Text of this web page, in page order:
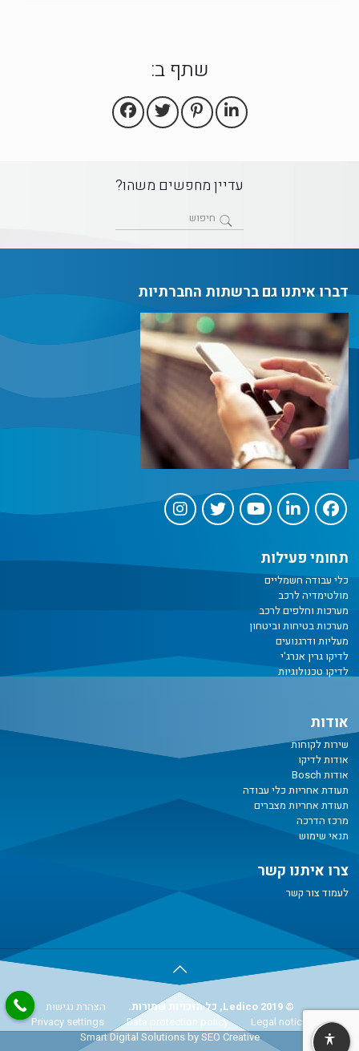
שתף ב:
עדיין מחפשים משהו?
דברו איתנו גם ברשתות החברתיות
תחומי פעילות
כלי עבודה חשמליים
מולטימדיה לרכב
מערכות וחלפים לרכב
מערכות בטיחות וביטחון
מעליות ודרגנועים
לדיקו גרין אנרג'י
לדיקו טכנולוגיות
אודות
שירות לקוחות
אודות לדיקו
אודות Bosch
תעודת אחריות כלי עבודה
תעודת אחריות מצברים
מרכז הדרכה
תנאי שימוש
צרו איתנו קשר
לעמוד צור קשר
© Ledico 2019, כל הזכויות שמורות.
הצהרת נגישות
Legal notice
Data protection policy
Privacy settings
Smart Digital Solutionsby SEO Creative